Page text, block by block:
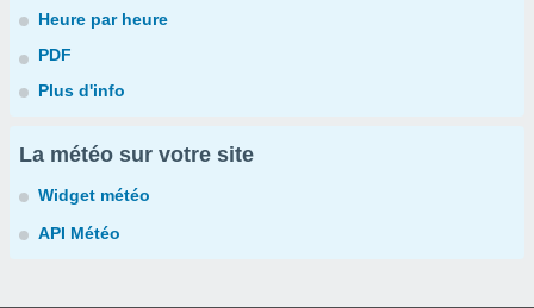
Heure par heure
PDF
Plus d'info
La météo sur votre site
Widget météo
API Météo